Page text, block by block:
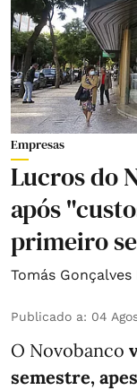
Empresas
Lucros do
após
primeiro
Tomás Gonçalves
Publicado a: 04
O Novobanco
semestre,